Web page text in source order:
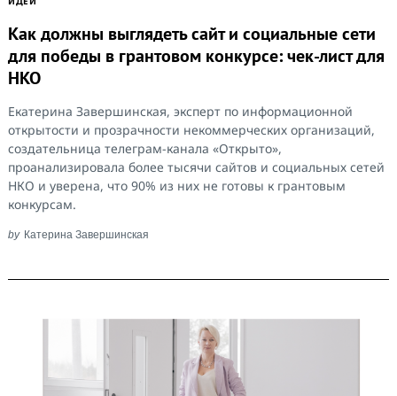
Как должны выглядеть сайт и социальные сети
для победы в грантовом конкурсе: чек-лист для
НКО
Екатерина Завершинская, эксперт по информационной
открытости и прозрачности некоммерческих организаций,
создательница телеграм-канала «Открыто»,
проанализировала более тысячи сайтов и социальных сетей
НКО и уверена, что 90% из них не готовы к грантовым
конкурсам.
by Катерина Завершинская